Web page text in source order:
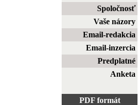
Spoločnosť
Vaše názory
Email-redakcia
Email-inzercia
Predplatné
Anketa
PDF formát